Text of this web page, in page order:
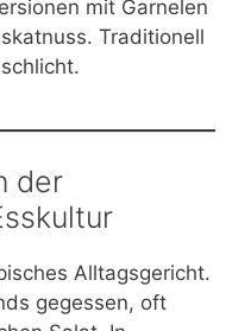
mit Garnelen
Traditionell
der
Alltagsgericht.
gegessen, oft